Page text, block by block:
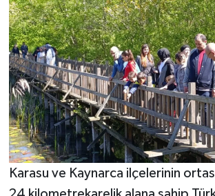
Karasu ve Kaynarca ilçelerinin